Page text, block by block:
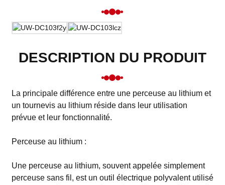
DESCRIPTION DU PRODUIT
La principale différence entre une perceuse au lithium et
un tournevis au lithium réside dans leur utilisation
prévue et leur fonctionnalité.
Perceuse au lithium :
Une perceuse au lithium, souvent appelée simplement
perceuse sans fil, est un outil électrique polyvalent utilisé